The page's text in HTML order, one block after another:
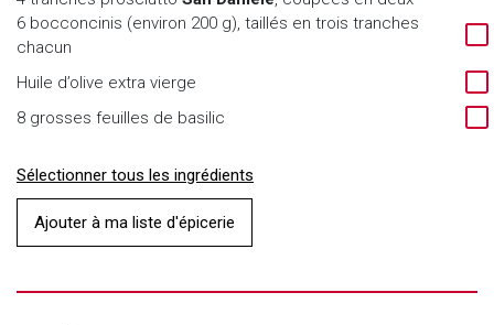
6 bocconcinis (environ 200 g), taillés en trois tranches
chacun
Huile d’olive extra vierge
8 grosses feuilles de basilic
Sélectionner tous les ingrédients
Ajouter à ma liste d'épicerie